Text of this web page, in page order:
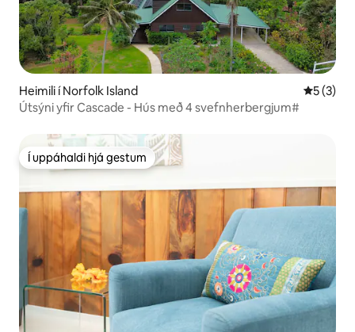
Heimili í Norfolk Island 5 af 5 í
5 (3)
Útsýni yfir Cascade - Hús með 4 svefnherbergjum#
Í uppáhaldi hjá gestum
Í uppáhaldi hjá gestum